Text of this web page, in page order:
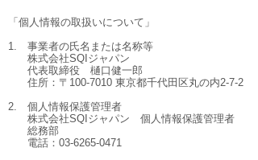
「個人情報の取扱いについて」
1.
事業者の氏名または名称等
株式会社SQIジャパン
代表取締役 樋口健一郎
住所：〒100-7010 東京都千代田区丸の内2-7-2
2.
個人情報保護管理者
株式会社SQIジャパン 個人情報保護管理者
総務部
電話：03-6265-0471